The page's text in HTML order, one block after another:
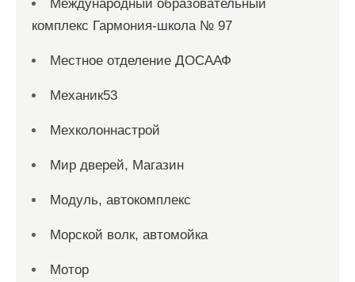
Международный образовательный
комплекс Гармония-школа № 97
Местное отделение ДОСААФ
Механик53
Мехколоннастрой
Мир дверей, Магазин
Модуль, автокомплекс
Морской волк, автомойка
Мотор